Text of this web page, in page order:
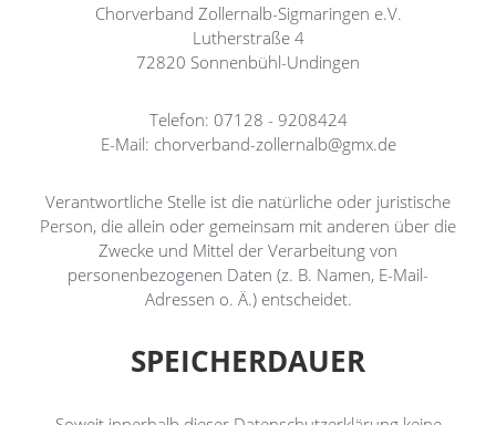
Chorverband Zollernalb-Sigmaringen e.V.
Lutherstraße 4
72820 Sonnenbühl-Undingen
Telefon: 07128 - 9208424
E-Mail: chorverband-zollernalb@gmx.de
Verantwortliche Stelle ist die natürliche oder juristische
Person, die allein oder gemeinsam mit anderen über die
Zwecke und Mittel der Verarbeitung von
personenbezogenen Daten (z. B. Namen, E-Mail-
Adressen o. Ä.) entscheidet.
SPEICHERDAUER